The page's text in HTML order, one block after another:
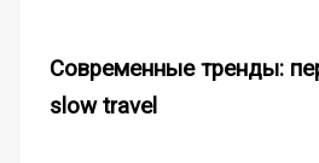
Современные тренды:
slow travel